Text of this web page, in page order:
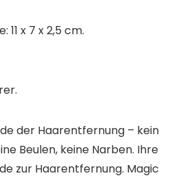
11 x 7 x 2,5 cm.
der Haarentfernung – kein
Beulen, keine Narben. Ihre
zur Haarentfernung. Magic